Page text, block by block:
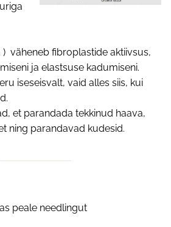
) väheneb fibroplastide aktiivsus,
ja elastsuse kadumiseni.
iseseisvalt, vaid alles siis, kui
et parandada tekkinud haava,
ning parandavad kudesid.
peale needlingut